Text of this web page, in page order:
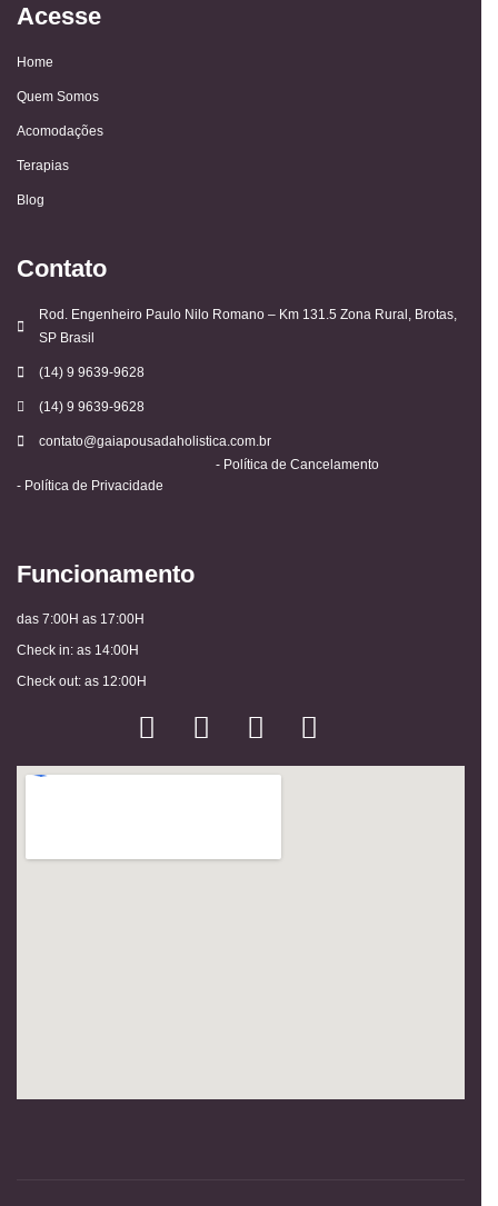
Acesse
Home
Quem Somos
Acomodações
Terapias
Blog
Contato
Rod. Engenheiro Paulo Nilo Romano – Km 131.5 Zona Rural, Brotas,
SP Brasil
(14) 9 9639-9628
(14) 9 9639-9628
contato@gaiapousadaholistica.com.br
- Política de Privacidade
- Política de Cancelamento
Funcionamento
das 7:00H as 17:00H
Check in: as 14:00H
Check out: as 12:00H